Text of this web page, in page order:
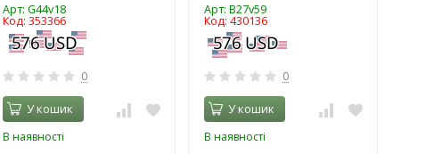
Арт: G44v18
Код: 353366
0
У кошик
В наявності
Арт: B27v59
Код: 430136
0
У кошик
В наявності